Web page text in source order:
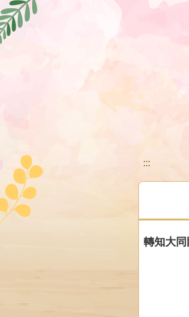
移至網頁之主要內容區位置
:::
轉知大